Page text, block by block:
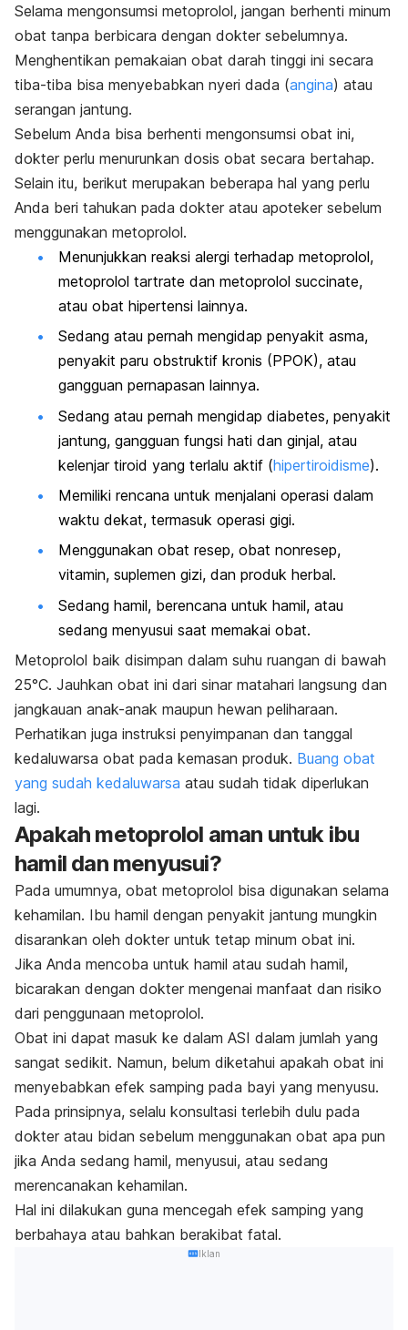
Selama mengonsumsi metoprolol, jangan berhenti minum
obat tanpa berbicara dengan dokter sebelumnya.
Menghentikan pemakaian obat darah tinggi ini secara
tiba-tiba bisa menyebabkan nyeri dada (angina) atau
serangan jantung.
Sebelum Anda bisa berhenti mengonsumsi obat ini,
dokter perlu menurunkan dosis obat secara bertahap.
Selain itu, berikut merupakan beberapa hal yang perlu
Anda beri tahukan pada dokter atau apoteker sebelum
menggunakan metoprolol.
Menunjukkan reaksi alergi terhadap metoprolol,
metoprolol tartrate dan metoprolol succinate,
atau obat hipertensi lainnya.
Sedang atau pernah mengidap penyakit asma,
penyakit paru obstruktif kronis (PPOK), atau
gangguan pernapasan lainnya.
Sedang atau pernah mengidap diabetes, penyakit
jantung, gangguan fungsi hati dan ginjal, atau
kelenjar tiroid yang terlalu aktif (hipertiroidisme).
Memiliki rencana untuk menjalani operasi dalam
waktu dekat, termasuk operasi gigi.
Menggunakan obat resep, obat nonresep,
vitamin, suplemen gizi, dan produk herbal.
Sedang hamil, berencana untuk hamil, atau
sedang menyusui saat memakai obat.
Metoprolol baik disimpan dalam suhu ruangan di bawah
25°C. Jauhkan obat ini dari sinar matahari langsung dan
jangkauan anak-anak maupun hewan peliharaan.
Perhatikan juga instruksi penyimpanan dan tanggal
kedaluwarsa obat pada kemasan produk. Buang obat
yang sudah kedaluwarsa atau sudah tidak diperlukan
lagi.
Apakah metoprolol aman untuk ibu
hamil dan menyusui?
Pada umumnya, obat metoprolol bisa digunakan selama
kehamilan. Ibu hamil dengan penyakit jantung mungkin
disarankan oleh dokter untuk tetap minum obat ini.
Jika Anda mencoba untuk hamil atau sudah hamil,
bicarakan dengan dokter mengenai manfaat dan risiko
dari penggunaan metoprolol.
Obat ini dapat masuk ke dalam ASI dalam jumlah yang
sangat sedikit. Namun, belum diketahui apakah obat ini
menyebabkan efek samping pada bayi yang menyusu.
Pada prinsipnya, selalu konsultasi terlebih dulu pada
dokter atau bidan sebelum menggunakan obat apa pun
jika Anda sedang hamil, menyusui, atau sedang
merencanakan kehamilan.
Hal ini dilakukan guna mencegah efek samping yang
berbahaya atau bahkan berakibat fatal.
Iklan